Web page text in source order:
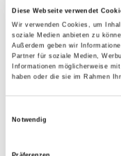
Diese Webseite verwendet
Wir verwenden Cookies, um
soziale Medien anbieten zu
Außerdem geben wir
Partner für soziale Medien,
Informationen möglicherweise
haben oder die sie im Rahmen
Notwendig
- Haftet direkt auf
notwendig
- In aktuellen
- Sehr gutes
- Wasserverdünnbar,
- Auch für Duschwände
- Weichmacherfrei
Während der gesamten
und